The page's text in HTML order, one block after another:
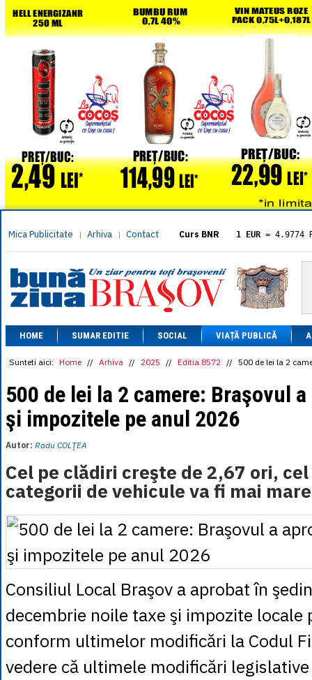
Mica Publicitate | Arhiva | Contact Curs BNR 1 EUR = 4.9774
= 5.8304
1 XAU= 464.4611
1 AED= 1.1933
1 AUD= 2.7957
1 BGN= 2.5449
1 CAD= 3.1559
1 CHF= 5.2813
1 CNY= 0.6015
= 0.6668
1 EGP= 0.0860
1 HUF
1 INR
1 MXN = 0.2227
1 NOK = 0.4191
1 NZD = 2.6097
= 0.0425
1 RUB = 0.0530
1 XDR= 5.9383
= 0.2318
HOME SUMAR EDITIE SOCIAL VIAȚĂ PUBLICĂ
Sunteti aici: Home // Arhiva // 2025 // Editia 8572 // 500 de lei la 2
500 de lei la 2 camere: Braşovul
şi impozitele pe anul 2026
Autor: Radu COLŢEA
Cel pe clădiri creşte de 2,67 ori,
categorii de vehicule va fi mai
Consiliul Local Braşov a aprobat în
decembrie noile taxe şi impozite locale
conform ultimelor modificări la Codul
vedere că ultimele modificări